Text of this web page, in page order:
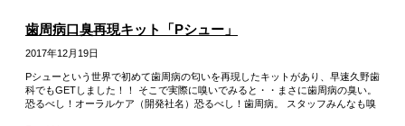
歯周病口臭再現キット「Pシュー」
2017年12月19日
Pシューという世界で初めて歯周病の匂いを再現したキットがあり、早速久野歯
科でもGETしました！！ そこで実際に嗅いでみると・・まさに歯周病の臭い。
恐るべし！オーラルケア（開発社名）恐るべし！歯周病。 スタッフみんなも嗅